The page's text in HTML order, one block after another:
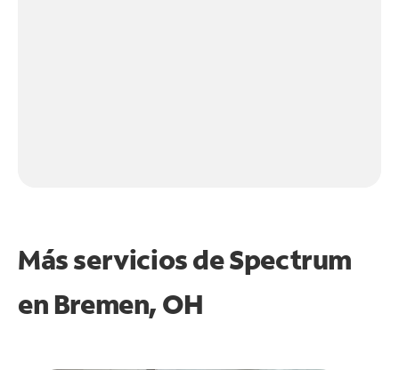
Más servicios de Spectrum
en Bremen, OH